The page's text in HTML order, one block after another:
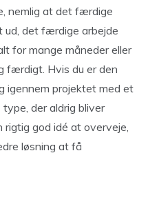
nemlig at det færdige
ud, det færdige arbejde
for mange måneder eller
færdigt. Hvis du er den
igennem projektet med et
der aldrig bliver
god idé at overveje,
løsning at få